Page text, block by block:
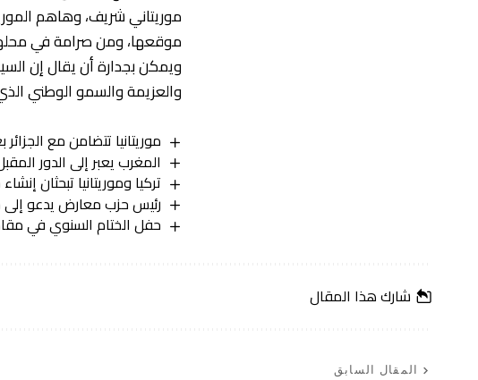
موريتاني شريف، وهاهم
موقعها، ومن صرامة في
ويمكن بجدارة أن يقال إن
والعزيمة والسمو الوطني
موريتانيا تتضامن مع الجزائر
المغرب يعبر إلى الدور
تركيا وموريتانيا تبحثان
رئيس حزب معارض يدعو إلى
حفل الختام السنوي في
شارك هذا المقال
المقال السابق